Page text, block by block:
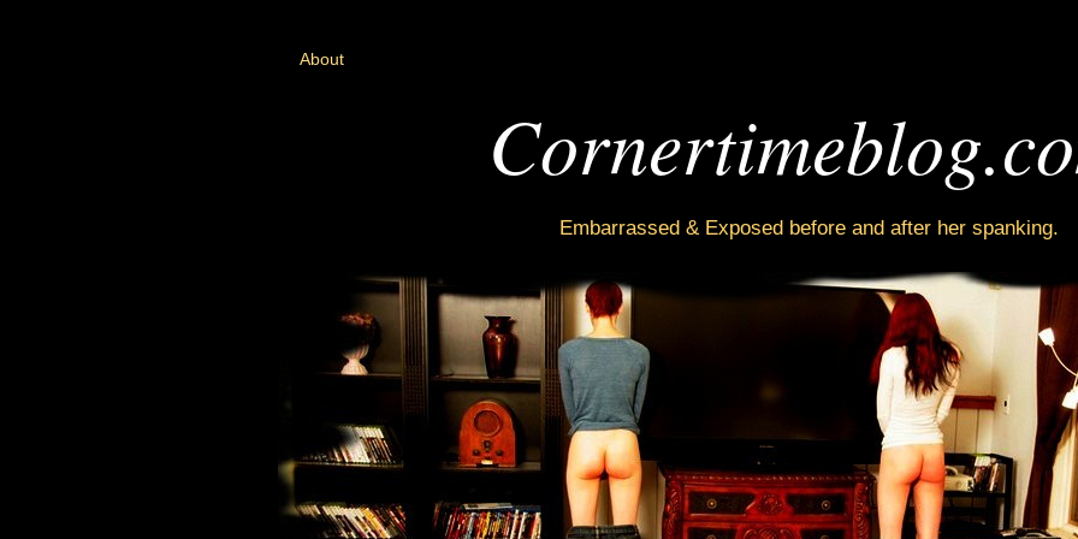
About
Embarrassed & Exposed before and after her spanking.